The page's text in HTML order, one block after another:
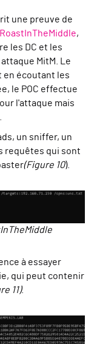
une preuve de
RoastInTheMiddle,
les DC et les
MitM. Le
en écoutant les
le POC effectue
l'attaque mais
un sniffer, un
requêtes qui sont
(Figure 10).
à essayer
qui peut contenir
11).